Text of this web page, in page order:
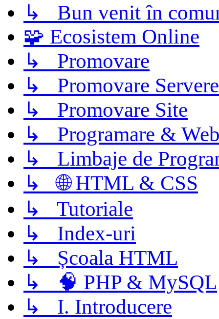
↳ Bun venit în
🧩 Ecosistem Online
↳ Promovare
↳ Promovare Servere
↳ Promovare Site
↳ Programare &
↳ Limbaje de
↳ 🌐 HTML & CSS
↳ Tutoriale
↳ Index-uri
↳ Școala HTML
↳ 🧠 PHP & MySQL
↳ I. Introducere